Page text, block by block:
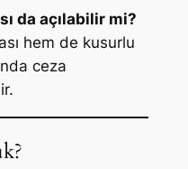
da açılabilir mi?
hem de kusurlu
ceza